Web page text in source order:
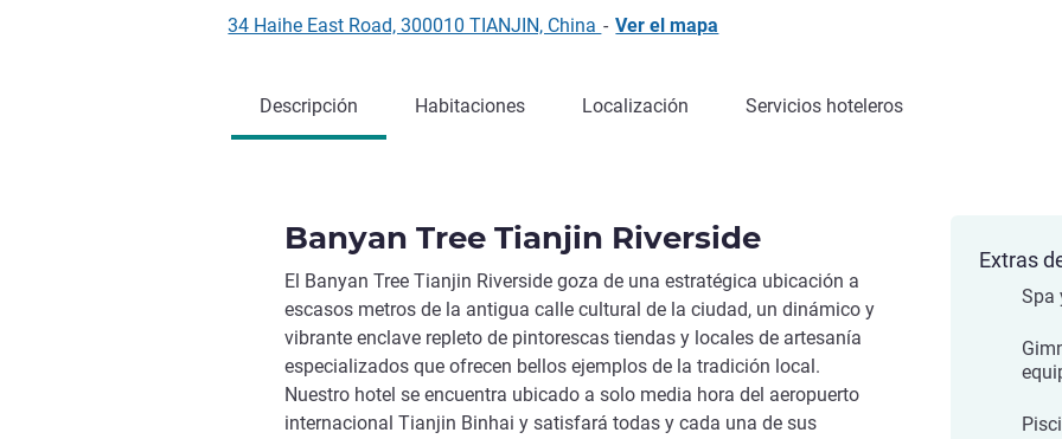
34 Haihe East Road, 300010 TIANJIN, China - Ver el mapa
Descripción Habitaciones Localización Servicios hoteleros
Banyan Tree Tianjin Riverside
El Banyan Tree Tianjin Riverside goza de una estratégica ubicación a
escasos metros de la antigua calle cultural de la ciudad, un dinámico y
vibrante enclave repleto de pintorescas tiendas y locales de artesanía
especializados que ofrecen bellos ejemplos de la tradición local.
Nuestro hotel se encuentra ubicado a solo media hora del aeropuerto
internacional Tianjin Binhai y satisfará todas y cada una de sus
Extras
Spa